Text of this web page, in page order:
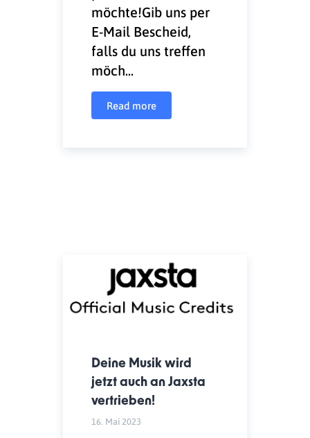
möchte!Gib uns per
E-Mail Bescheid,
falls du uns treffen
möch...
Read more
Deine Musik wird
jetzt auch an Jaxsta
vertrieben!
16. Mai 2023